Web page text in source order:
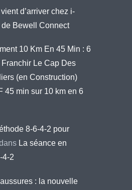
vient d’arriver chez i-
de Bewell Connect
10 Km En 45 Min : 6
Le Cap Des
(en Construction)
45 min sur 10 km en 6
8-6-4-2 pour
La séance en
4-2
: la nouvelle